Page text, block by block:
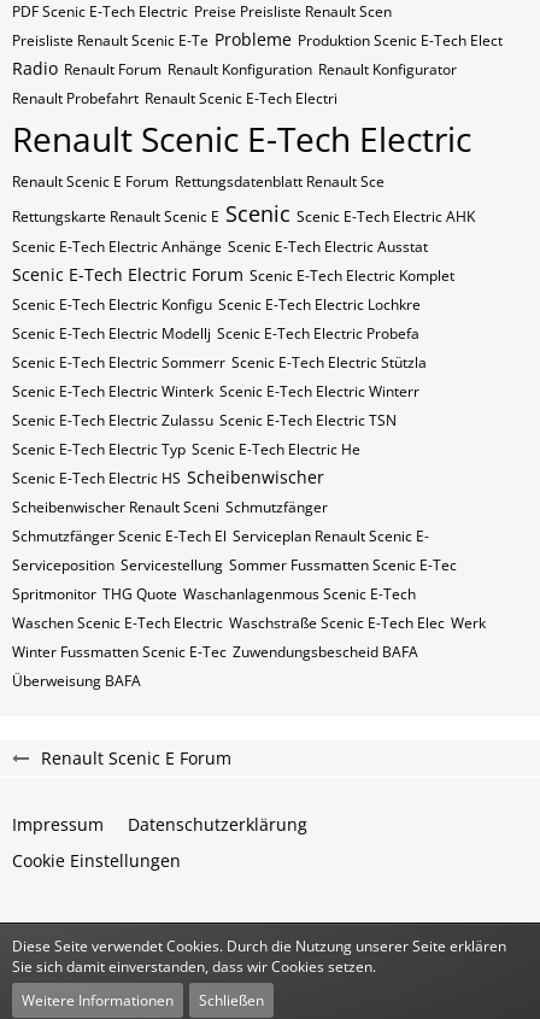
PDF Scenic E-Tech Electric Preise Preisliste Renault Scen
Preisliste Renault Scenic E-Te Probleme Produktion Scenic E-Tech Elect
Radio Renault Forum Renault Konfiguration Renault Konfigurator
Renault Probefahrt Renault Scenic E-Tech Electri
Renault Scenic E-Tech Electric
Renault Scenic E Forum Rettungsdatenblatt Renault Sce
Rettungskarte Renault Scenic E Scenic Scenic E-Tech Electric AHK
Scenic E-Tech Electric Anhänge Scenic E-Tech Electric Ausstat
Scenic E-Tech Electric Forum Scenic E-Tech Electric Komplet
Scenic E-Tech Electric Konfigu Scenic E-Tech Electric Lochkre
Scenic E-Tech Electric Modellj Scenic E-Tech Electric Probefa
Scenic E-Tech Electric Sommerr Scenic E-Tech Electric Stützla
Scenic E-Tech Electric Winterk Scenic E-Tech Electric Winterr
Scenic E-Tech Electric Zulassu Scenic E-Tech Electric​​​​ TSN
Scenic E-Tech Electric​​​​ Typ Scenic E-Tech Electric​​​​​ He
Scenic E-Tech Electric​​​​​ HS Scheibenwischer
Scheibenwischer Renault​ Sceni Schmutzfänger
Schmutzfänger Scenic E-Tech El Serviceplan Renault Scenic E-
Serviceposition Servicestellung Sommer Fussmatten Scenic E-Tec
Spritmonitor THG Quote Waschanlagenmous Scenic E-Tech
Waschen Scenic E-Tech Electric Waschstraße Scenic E-Tech Elec Werk
Winter Fussmatten Scenic E-Tec Zuwendungsbescheid BAFA
Überweisung BAFA
Renault Scenic E Forum
Impressum
Datenschutzerklärung
Cookie Einstellungen
Community-Software:WoltLab Suite™
Stil:Classicvon
Diese Seite verwendet Cookies. Durch die Nutzung unserer Seite erklären
Sie sich damit einverstanden, dass wir Cookies setzen.
Weitere Informationen
Schließen